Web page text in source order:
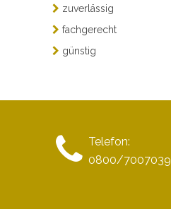
zuverlässig
fachgerecht
günstig
Telefon:
0800/7007039